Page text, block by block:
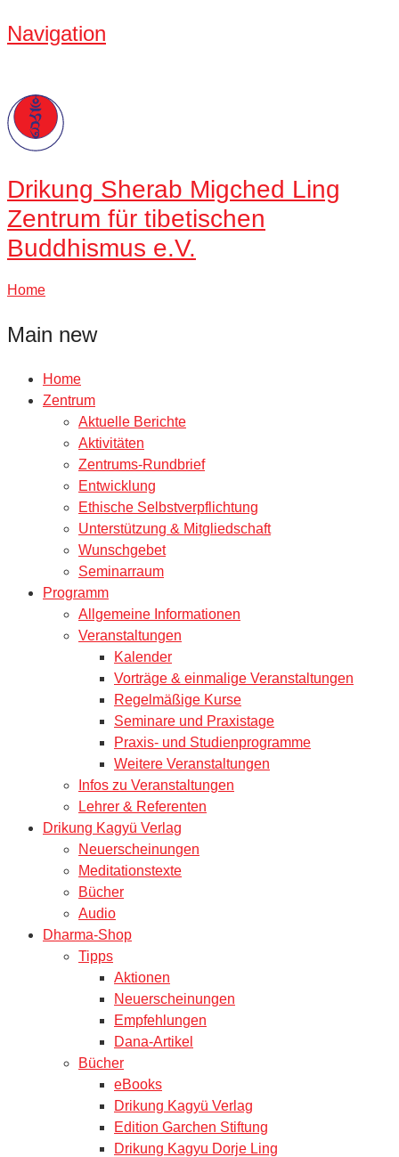
Navigation
Drikung Sherab Migched Ling
Zentrum für tibetischen
Buddhismus e.V.
Home
Main new
Home
Zentrum
Aktuelle Berichte
Aktivitäten
Zentrums-Rundbrief
Entwicklung
Ethische Selbstverpflichtung
Unterstützung & Mitgliedschaft
Wunschgebet
Seminarraum
Programm
Allgemeine Informationen
Veranstaltungen
Kalender
Vorträge & einmalige Veranstaltungen
Regelmäßige Kurse
Seminare und Praxistage
Praxis- und Studienprogramme
Weitere Veranstaltungen
Infos zu Veranstaltungen
Lehrer & Referenten
Drikung Kagyü Verlag
Neuerscheinungen
Meditationstexte
Bücher
Audio
Dharma-Shop
Tipps
Aktionen
Neuerscheinungen
Empfehlungen
Dana-Artikel
Bücher
eBooks
Drikung Kagyü Verlag
Edition Garchen Stiftung
Drikung Kagyu Dorje Ling